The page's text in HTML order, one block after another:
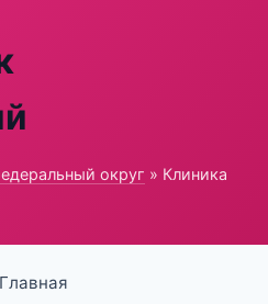
округ » Клиника